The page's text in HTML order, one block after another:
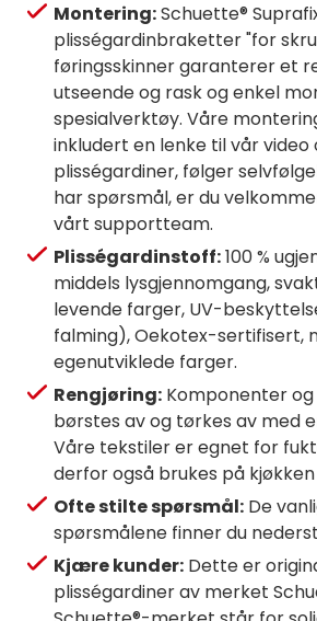
Montering:Schuette®
plisségardinbraketter "for
føringsskinner garanterer et
utseende og rask og enkel
spesialverktøy. Våre
inkludert en lenke til vår
plisségardiner, følger
har spørsmål, er du
vårt supportteam.
Plisségardinstoff:100 %
middels lysgjennomgang,
levende farger, UV-
falming), Oekotex-sertifisert,
egenutviklede farger.
Rengjøring: Komponenter
børstes av og tørkes av med
Våre tekstiler er egnet for
derfor også brukes på
Ofte stilte spørsmål: De
spørsmålene finner du
Kjære kunder: Dette er
plisségardiner av merket